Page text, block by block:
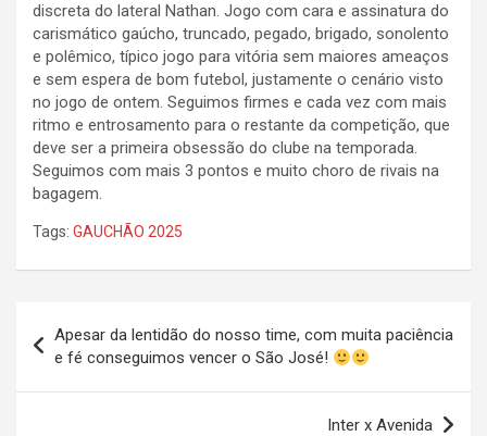
discreta do lateral Nathan. Jogo com cara e assinatura do
carismático gaúcho, truncado, pegado, brigado, sonolento
e polêmico, típico jogo para vitória sem maiores ameaços
e sem espera de bom futebol, justamente o cenário visto
no jogo de ontem. Seguimos firmes e cada vez com mais
ritmo e entrosamento para o restante da competição, que
deve ser a primeira obsessão do clube na temporada.
Seguimos com mais 3 pontos e muito choro de rivais na
bagagem.
Tags: GAUCHÃO 2025
de
Post
Apesar da lentidão do nosso time, com muita paciência
e fé conseguimos vencer o São José!
Inter x Avenida